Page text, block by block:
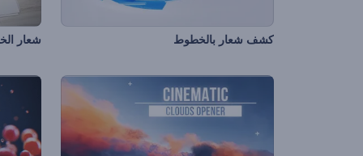
كشف شعار بالخطوط شعار